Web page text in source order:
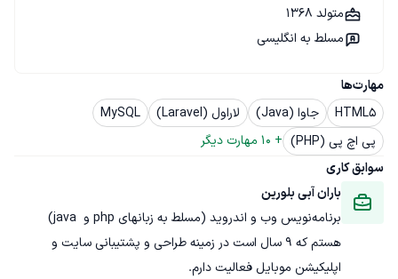
مهارت‌ها
HTML5
جاوا (Java) لاراول (Laravel)
MySQL
پی اچ پی (PHP)
+
10 مهارت دیگر
سوابق کاری
باران آبی بلورین
برنامه‌نویس وب و اندروید (مسلط به زبانهای php و  java)
هستم که 9 سال است در زمینه طراحی و پشتیبانی سایت و
اپلیکیشن موبایل فعالیت دارم.
متولد 1368
مسلط به انگلیسی